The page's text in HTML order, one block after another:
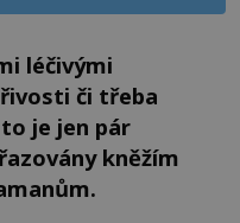
léčivými
či třeba
je jen pár
kněžím